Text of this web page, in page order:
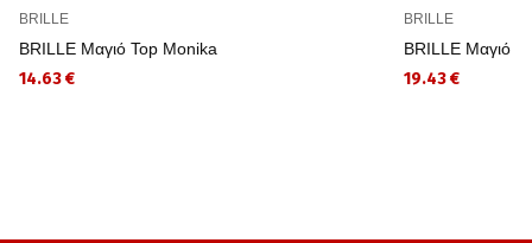
BRILLE
BRILLE Μαγιό Top Monika
14.63 €
BRILLE
BRILLE Μαγιό
19.43 €